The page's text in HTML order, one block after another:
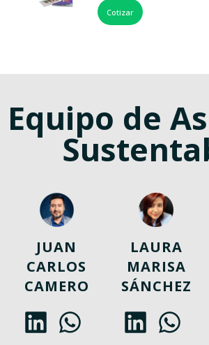
Cotizar
Equipo de
JUAN
CARLOS
CAMERO
LAURA
MARISA
SÁNCHEZ